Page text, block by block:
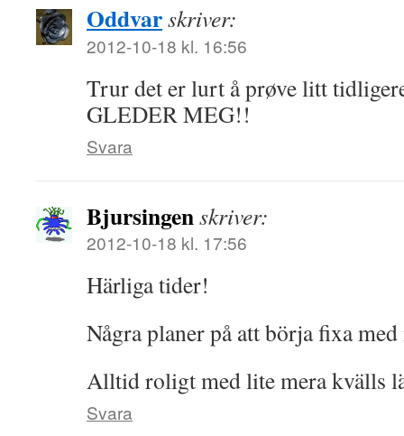
Oddvarskriver:
2012-10-18 kl. 16:56
Trur det er lurt å prøve litt
GLEDER MEG!!
Svara
Bjursingenskriver:
2012-10-18 kl. 17:56
Härliga tider!
Några planer på att börja fixa
Alltid roligt med lite mera kvälls
Svara